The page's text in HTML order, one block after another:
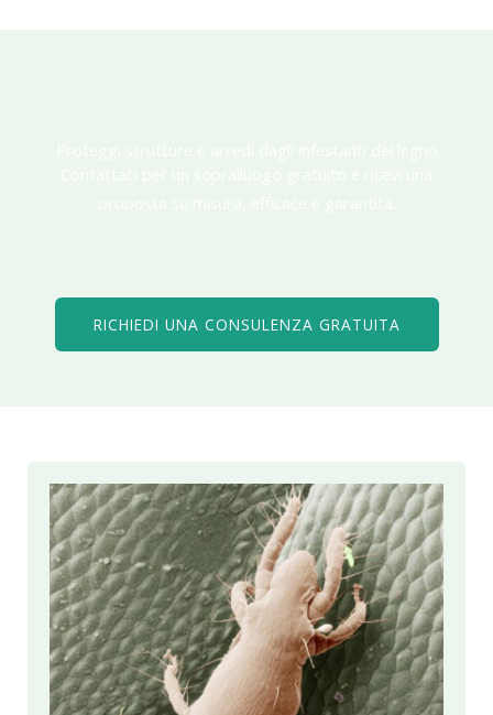
RICHIEDI UNA CONSULENZA GRATUITA